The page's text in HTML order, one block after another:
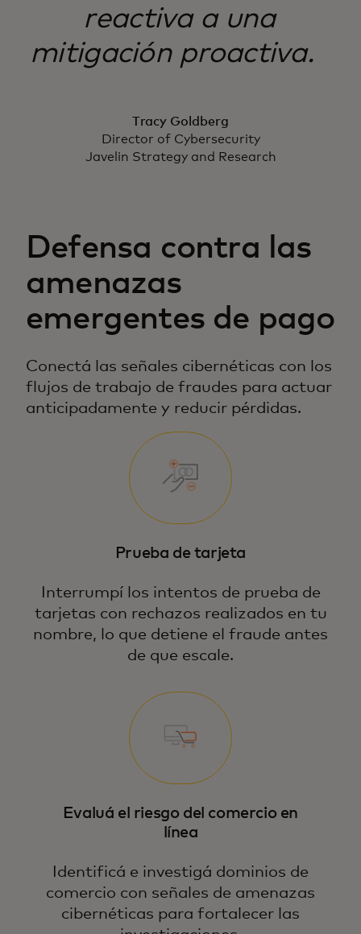
reactiva a una
mitigación proactiva.
Tracy Goldberg
Director of Cybersecurity
Javelin Strategy and Research
Defensa contra las
amenazas
emergentes de pago
Conectá las señales cibernéticas con los
flujos de trabajo de fraudes para actuar
anticipadamente y reducir pérdidas.
Prueba de tarjeta
Interrumpí los intentos de prueba de
tarjetas con rechazos realizados en tu
nombre, lo que detiene el fraude antes
de que escale.
Evaluá el riesgo del comercio en
línea
Identificá e investigá dominios de
comercio con señales de amenazas
cibernéticas para fortalecer las